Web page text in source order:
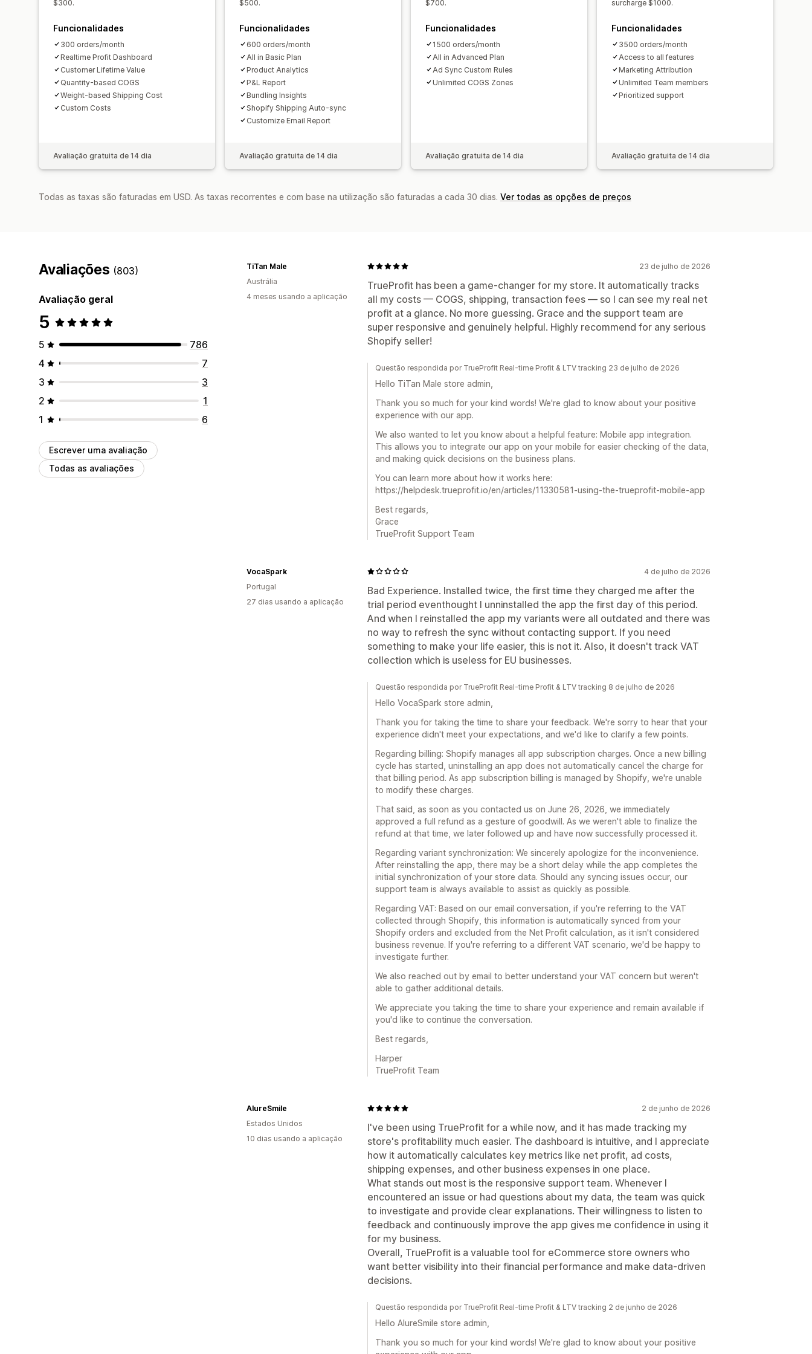
$300.
Funcionalidades
300 orders/month
Realtime Profit Dashboard
Customer Lifetime Value
Quantity-based COGS
Weight-based Shipping Cost
Custom Costs
Avaliação gratuita de 14 dia
$500.
Funcionalidades
600 orders/month
All in Basic Plan
Product Analytics
P&L Report
Bundling Insights
Shopify Shipping Auto-sync
Customize Email Report
Avaliação gratuita de 14 dia
$700.
Funcionalidades
1500 orders/month
All in Advanced Plan
Ad Sync Custom Rules
Unlimited COGS Zones
Avaliação gratuita de 14 dia
surcharge $1000.
Funcionalidades
3500 orders/month
Access to all features
Marketing Attribution
Unlimited Team members
Prioritized support
Avaliação gratuita de 14 dia
Todas as taxas são faturadas em USD. As taxas recorrentes e com base na utilização são faturadas a cada 30 dias. Ver todas as opções de preços
Avaliações (803)
Avaliação geral
5
5
786
4
7
3
3
2
1
1
6
Escrever uma avaliação
Todas as avaliações
23 de julho de 2026
TrueProfit has been a game-changer for my store. It automatically tracks
all my costs — COGS, shipping, transaction fees — so I can see my real net
profit at a glance. No more guessing. Grace and the support team are
super responsive and genuinely helpful. Highly recommend for any serious
Shopify seller!
TiTan Male
Austrália
4 meses usando a aplicação
Questão respondida por TrueProfit Real-time Profit & LTV tracking 23 de julho de 2026
Hello TiTan Male store admin,
Thank you so much for your kind words! We're glad to know about your positive
experience with our app.
We also wanted to let you know about a helpful feature: Mobile app integration.
This allows you to integrate our app on your mobile for easier checking of the data,
and making quick decisions on the business plans.
You can learn more about how it works here:
https://helpdesk.trueprofit.io/en/articles/11330581-using-the-trueprofit-mobile-app
Best regards,
Grace
TrueProfit Support Team
4 de julho de 2026
Bad Experience. Installed twice, the first time they charged me after the
trial period eventhought I unninstalled the app the first day of this period.
And when I reinstalled the app my variants were all outdated and there was
no way to refresh the sync without contacting support. If you need
something to make your life easier, this is not it. Also, it doesn't track VAT
collection which is useless for EU businesses.
VocaSpark
Portugal
27 dias usando a aplicação
Questão respondida por TrueProfit Real-time Profit & LTV tracking 8 de julho de 2026
Hello VocaSpark store admin,
Thank you for taking the time to share your feedback. We're sorry to hear that your
experience didn't meet your expectations, and we'd like to clarify a few points.
Regarding billing: Shopify manages all app subscription charges. Once a new billing
cycle has started, uninstalling an app does not automatically cancel the charge for
that billing period. As app subscription billing is managed by Shopify, we're unable
to modify these charges.
That said, as soon as you contacted us on June 26, 2026, we immediately
approved a full refund as a gesture of goodwill. As we weren't able to finalize the
refund at that time, we later followed up and have now successfully processed it.
Regarding variant synchronization: We sincerely apologize for the inconvenience.
After reinstalling the app, there may be a short delay while the app completes the
initial synchronization of your store data. Should any syncing issues occur, our
support team is always available to assist as quickly as possible.
Regarding VAT: Based on our email conversation, if you're referring to the VAT
collected through Shopify, this information is automatically synced from your
Shopify orders and excluded from the Net Profit calculation, as it isn't considered
business revenue. If you're referring to a different VAT scenario, we'd be happy to
investigate further.
We also reached out by email to better understand your VAT concern but weren't
able to gather additional details.
We appreciate you taking the time to share your experience and remain available if
you'd like to continue the conversation.
Best regards,
Harper
TrueProfit Team
2 de junho de 2026
I've been using TrueProfit for a while now, and it has made tracking my
store's profitability much easier. The dashboard is intuitive, and I appreciate
how it automatically calculates key metrics like net profit, ad costs,
shipping expenses, and other business expenses in one place.
What stands out most is the responsive support team. Whenever I
encountered an issue or had questions about my data, the team was quick
to investigate and provide clear explanations. Their willingness to listen to
feedback and continuously improve the app gives me confidence in using it
for my business.
Overall, TrueProfit is a valuable tool for eCommerce store owners who
want better visibility into their financial performance and make data-driven
decisions.
AlureSmile
Estados Unidos
10 dias usando a aplicação
Questão respondida por TrueProfit Real-time Profit & LTV tracking 2 de junho de 2026
Hello AlureSmile store admin,
Thank you so much for your kind words! We're glad to know about your positive